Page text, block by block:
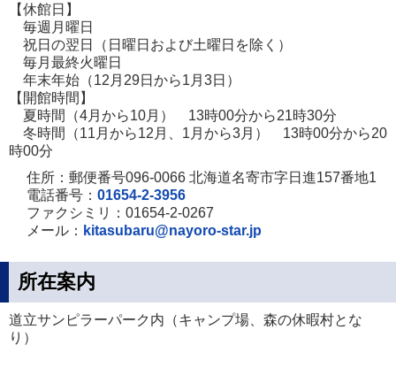
で
開
き
ま
【休館日】
毎週月曜日
祝日の翌日（日曜日および土曜日を除く）
毎月最終火曜日
年末年始（12月29日から1月3日）
【開館時間】
夏時間（4月から10月） 13時00分から21時30分
冬時間（11月から12月、1月から3月） 13時00分から20
時00分
住所：郵便番号096-0066 北海道名寄市字日進157番地1
電話番号： 01654-2-3956
ファクシミリ：01654-2-0267
メール： kitasubaru@nayoro-star.jp
所在案内
道立サンピラーパーク内（キャンプ場、森の休暇村とな
り）